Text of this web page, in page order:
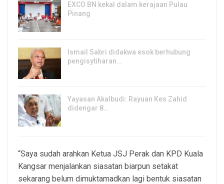
EXCO BN kekal dalam kerajaan Pulau
Pinang
Ismail Sabri didakwa esok berhubung
pengisytiharan…
Yayasan Akalbudi: Rayuan Kes Zahid
didengar 8…
“Saya sudah arahkan Ketua JSJ Perak dan KPD Kuala
Kangsar menjalankan siasatan biarpun setakat
sekarang belum dimuktamadkan lagi bentuk siasatan